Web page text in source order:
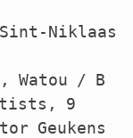
Niklaas
Watou / B
9
Geukens